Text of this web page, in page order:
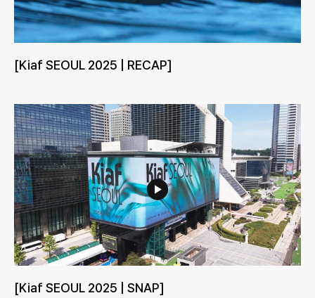
[Kiaf SEOUL 2025 | RECAP]
[Kiaf SEOUL 2025 | SNAP]